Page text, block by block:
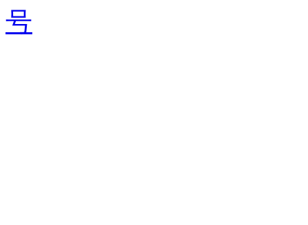
号